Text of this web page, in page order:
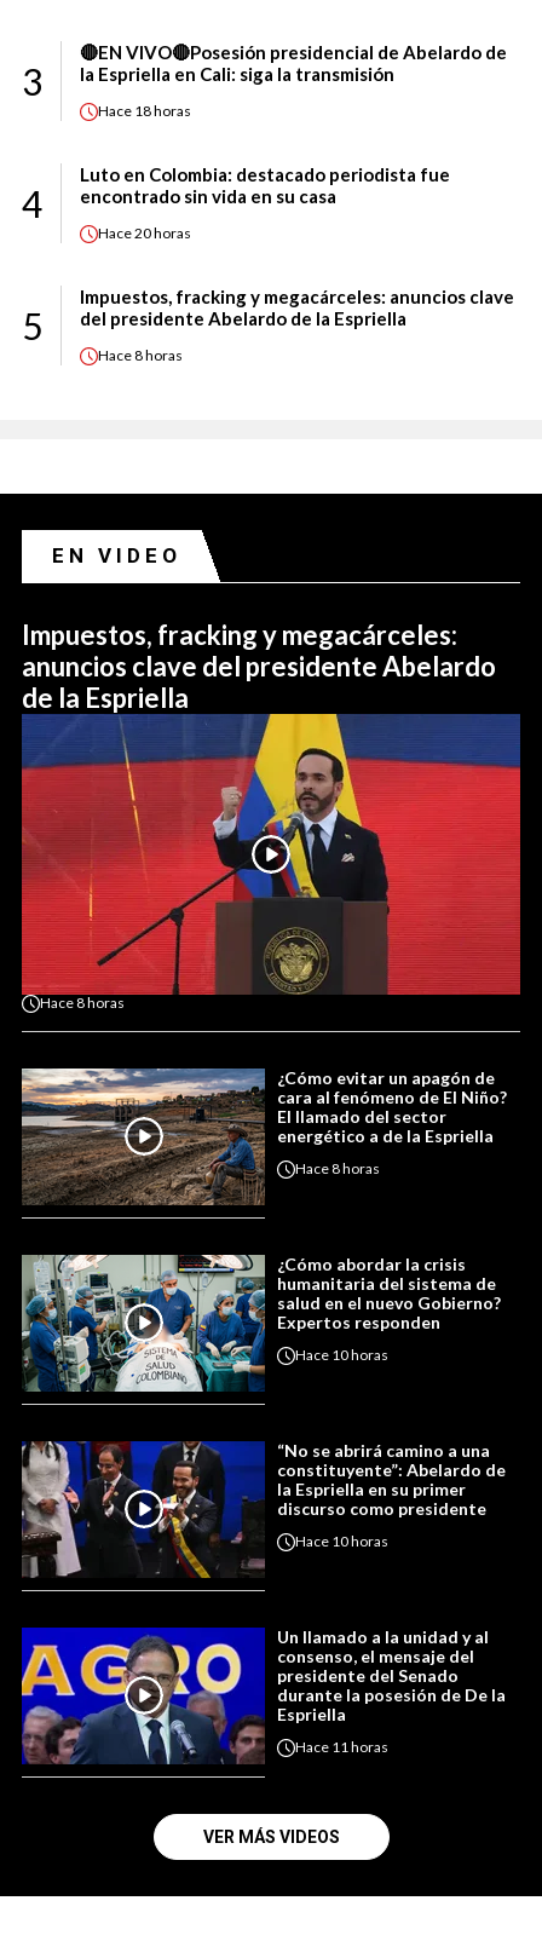
3
🔴EN VIVO🔴Posesión presidencial de Abelardo de
la Espriella en Cali: siga la transmisión
Hace 18 horas
4
Luto en Colombia: destacado periodista fue
encontrado sin vida en su casa
Hace20 horas
5
Impuestos, fracking y megacárceles: anuncios clave
del presidente Abelardo de la Espriella
Hace8 horas
EN VIDEO
Impuestos, fracking y megacárceles:
anuncios clave del presidente Abelardo
de la Espriella
Hace8 horas
¿Cómo evitar un apagón de
cara al fenómeno de El Niño?
El llamado del sector
energético a de la Espriella
Hace8 horas
¿Cómo abordar la crisis
humanitaria del sistema de
salud en el nuevo Gobierno?
Expertos responden
Hace 10 horas
“No se abrirá camino a una
constituyente”: Abelardo de
la Espriella en su primer
discurso como presidente
Hace 10 horas
Un llamado a la unidad y al
consenso, el mensaje del
presidente del Senado
durante la posesión de De la
Espriella
Hace 11 horas
VER MÁS VIDEOS